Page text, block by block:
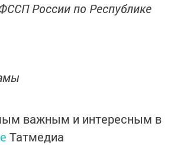
России по Республике
важным и интересным в
Татмедиа